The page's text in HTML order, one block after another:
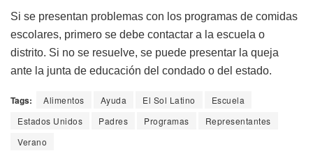
Si se presentan problemas con los programas de comidas
escolares, primero se debe contactar a la escuela o
distrito. Si no se resuelve, se puede presentar la queja
ante la junta de educación del condado o del estado.
Tags: Alimentos Ayuda El Sol Latino
Escuela
Estados Unidos
Padres Programas
Representantes
Verano